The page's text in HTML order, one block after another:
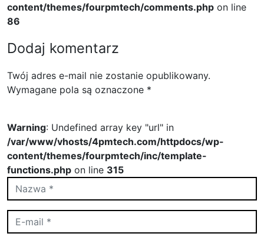
content/themes/fourpmtech/comments.php on line
86
Dodaj komentarz
Twój adres e-mail nie zostanie opublikowany.
Wymagane pola są oznaczone *
Warning: Undefined array key "url" in
/var/www/vhosts/4pmtech.com/httpdocs/wp-
content/themes/fourpmtech/inc/template-
functions.php on line 315